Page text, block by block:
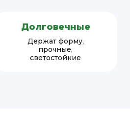
Долговечные
Держат форму,
прочные,
светостойкие